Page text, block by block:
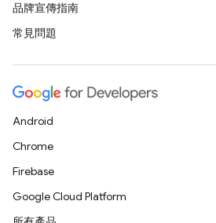
品牌宣傳指南
常見問題
Android
Chrome
Firebase
Google Cloud Platform